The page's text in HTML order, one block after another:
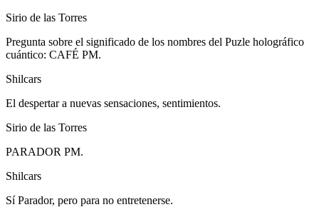
Sirio de las Torres
Pregunta sobre el significado de los nombres del Puzle holográfico
cuántico: CAFÉ PM.
Shilcars
El despertar a nuevas sensaciones, sentimientos.
Sirio de las Torres
PARADOR PM.
Shilcars
Sí Parador, pero para no entretenerse.